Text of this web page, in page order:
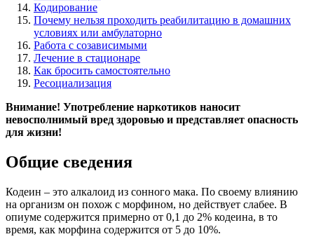
Кодирование
Почему нельзя проходить реабилитацию в домашних
условиях или амбулаторно
Работа с созависимыми
Лечение в стационаре
Как бросить самостоятельно
Ресоциализация
Внимание! Употребление наркотиков наносит
невосполнимый вред здоровью и представляет опасность
для жизни!
Общие сведения
Кодеин – это алкалоид из сонного мака. По своему влиянию
на организм он похож с морфином, но действует слабее. В
опиуме содержится примерно от 0,1 до 2% кодеина, в то
время, как морфина содержится от 5 до 10%.